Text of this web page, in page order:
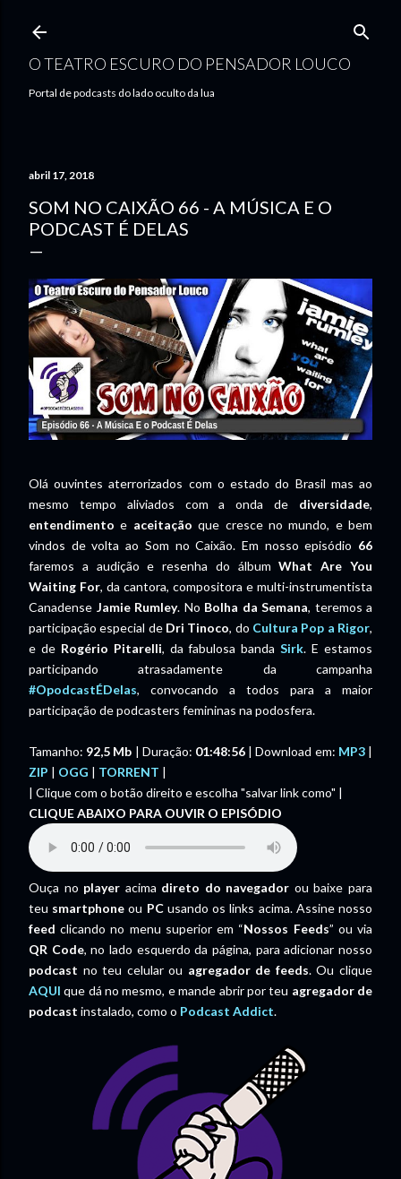
O TEATRO ESCURO DO PENSADOR LOUCO
Portal de podcasts do lado oculto da lua
abril 17, 2018
SOM NO CAIXÃO 66 - A MÚSICA E O
PODCAST É DELAS
Olá ouvintes aterrorizados com o estado do Brasil mas ao
mesmo tempo aliviados com a onda de diversidade,
entendimento e aceitação que cresce no mundo, e bem
vindos de volta ao Som no Caixão. Em nosso episódio 66
faremos a audição e resenha do álbumWhat Are You
Waiting For, da cantora, compositora e multi-instrumentista
Canadense Jamie Rumley. No Bolha da Semana, teremos a
participação especial de Dri Tinoco, do Cultura Pop a Rigor,
e de Rogério Pitarelli, da fabulosa bandaSirk. E estamos
participando atrasadamente da campanha
#OpodcastÉDelas, convocando a todos para a maior
participação de podcasters femininas na podosfera.
Tamanho: 92,5 Mb | Duração: 01:48:56 | Download em: MP3|
ZIP | OGG | TORRENT |
| Clique com o botão direito e escolha "salvar link como" |
CLIQUE ABAIXO PARA OUVIR O EPISÓDIO
Ouça no player acima direto do navegador ou baixe para
teu smartphoneou PCusando os links acima. Assine nosso
feed clicando no menu superior em “Nossos Feeds” ou via
QR Code, no lado esquerdo da página, para adicionar nosso
podcast no teu celular ou agregador de feeds. Ou clique
AQUI que dá no mesmo, e mande abrir por teu agregador de
podcast instalado, como o Podcast Addict.